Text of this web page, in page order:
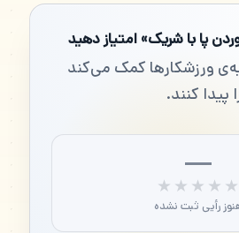
پا با شریک» امتیاز دهید
ورزشکارها کمک می‌کند
پیدا کنند.
—
★★★★★
رأیی ثبت نشده